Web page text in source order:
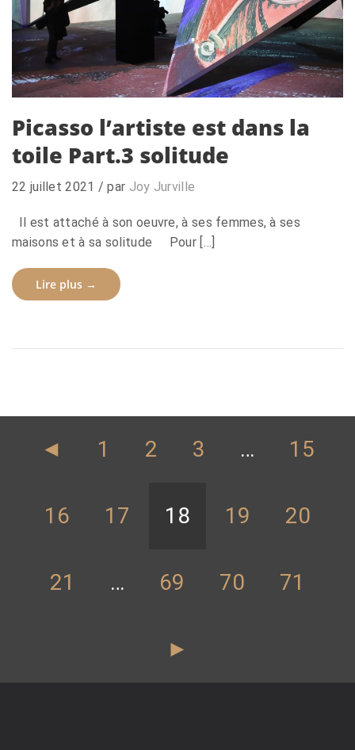
Picasso l’artiste est dans la
toile Part.3 solitude
22 juillet 2021 / par Joy Jurville
Il est attaché à son oeuvre, à ses femmes, à ses
maisons et à sa solitude Pour […]
Lire plus →
◄ 1 2 3 … 15
16 17 18 19 20
21 … 69 70 71
►